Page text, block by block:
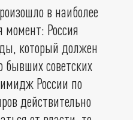
в наиболее
Россия
который должен
бывших советских
России по
действительно